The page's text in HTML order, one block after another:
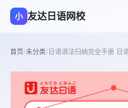
小 友达日语网校
首页/未分类/日语语法归纳完全手册 日